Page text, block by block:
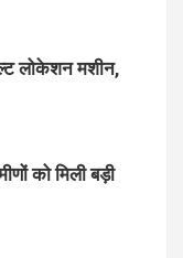
लोकेशन मशीन,
को मिली बड़ी